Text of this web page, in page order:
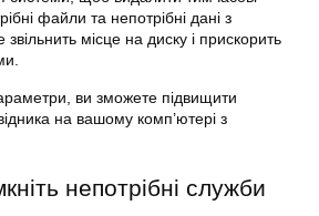
файли та непотрібні дані з
місце на диску і прискорить
ви зможете підвищити
на вашому комп’ютері з
непотрібні служби